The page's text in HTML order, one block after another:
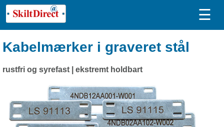
☰
Kabelmærker i graveret stål
rustfri og syrefast | ekstremt holdbart